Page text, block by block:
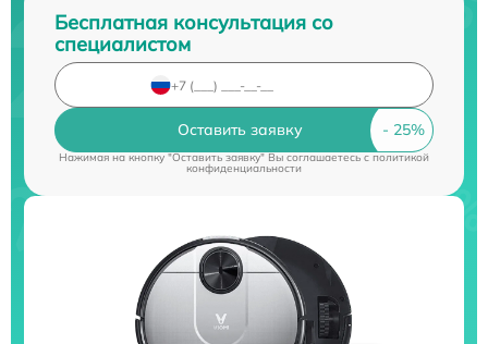
Бесплатная консультация со
специалистом
Оставить заявку
Нажимая на кнопку "Оставить заявку" Вы соглашаетесь cполитикой
конфиденциальности